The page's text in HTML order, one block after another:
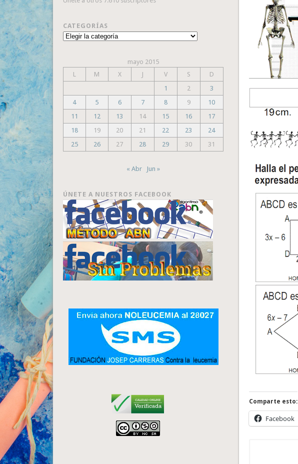
Comparte esto:
Facebook
CATEGORÍAS
Categorías
mayo 2015
L
M X J V S
D
1
2
3
4
5 6 7 8 9
10
11
12 13 14 15 16
17
18
19 20 21 22 23
24
25
26 27 28 29 30 31
« Abr Jun »
ÚNETE A NUESTROS FACEBOOK